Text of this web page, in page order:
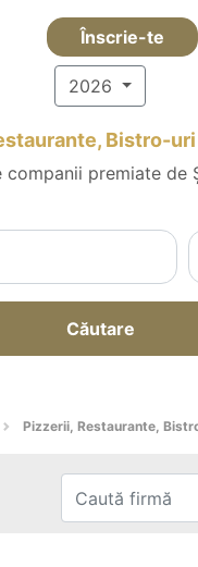
Înscrie-te
2026
Bistro-
companii premiate de
Căutare
Pizzerii, Restaurante,